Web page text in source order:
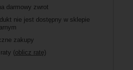
darmowy zwrot
nie jest dostępny w sklepie
zakupy
(oblicz ratę)